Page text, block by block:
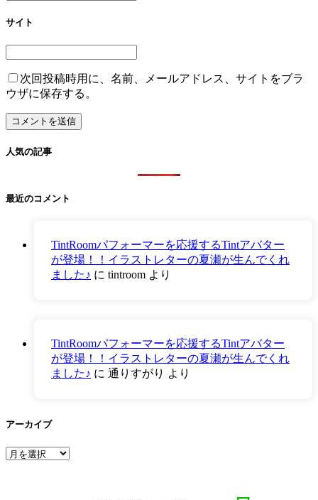
サイト
次回投稿時用に、名前、メールアドレス、サイトをブラ
ウザに保存する。
人気の記事
最近のコメント
TintRoomパフォーマーを応援するTintアバター
が登場！！イラストレターの夏瀬が生んでくれ
ました♪ に tintroom より
TintRoomパフォーマーを応援するTintアバター
が登場！！イラストレターの夏瀬が生んでくれ
ました♪ に 通りすがり より
アーカイブ
ア